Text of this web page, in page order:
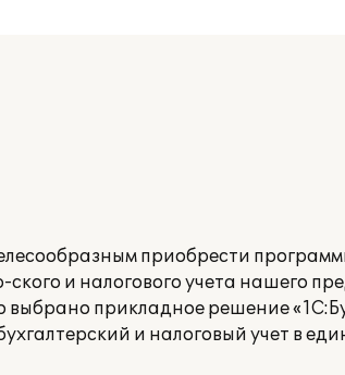
приобрести
и налогового учета нашего
прикладное решение
и налоговый учет в